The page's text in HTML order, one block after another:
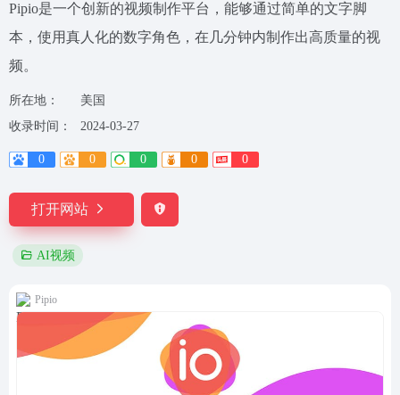
Pipio是一个创新的视频制作平台，能够通过简单的文字脚
本，使用真人化的数字角色，在几分钟内制作出高质量的视
频。
所在地：
美国
收录时间：
2024-03-27
0 0 0 0 0
打开网站
AI视频
Pipio